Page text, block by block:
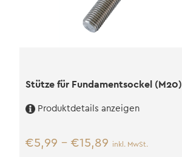
Stütze für Fundamentsockel (M20)
Produktdetails anzeigen
€5,99 – €15,89 inkl. MwSt.